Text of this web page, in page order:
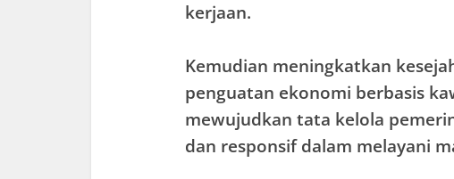
kerjaan.
Kemudian meningkatkan
penguatan ekonomi berbasis
mewujudkan tata kelola
dan responsif dalam melayani